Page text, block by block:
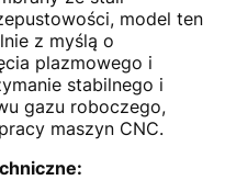
model ten
z myślą o
plazmowego i
stabilnego i
gazu roboczego,
maszyn CNC.